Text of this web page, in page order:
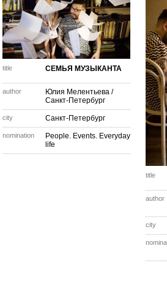
title СЕМЬЯ МУЗЫКАНТА
author Юлия Мелентьева /
Санкт-Петербург
city Санкт-Петербург
nomination
People. Events. Everyday
life
title
author
city